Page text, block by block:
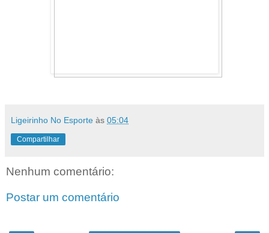
Ligeirinho No Esporte às 05:04
Compartilhar
Nenhum comentário:
Postar um comentário